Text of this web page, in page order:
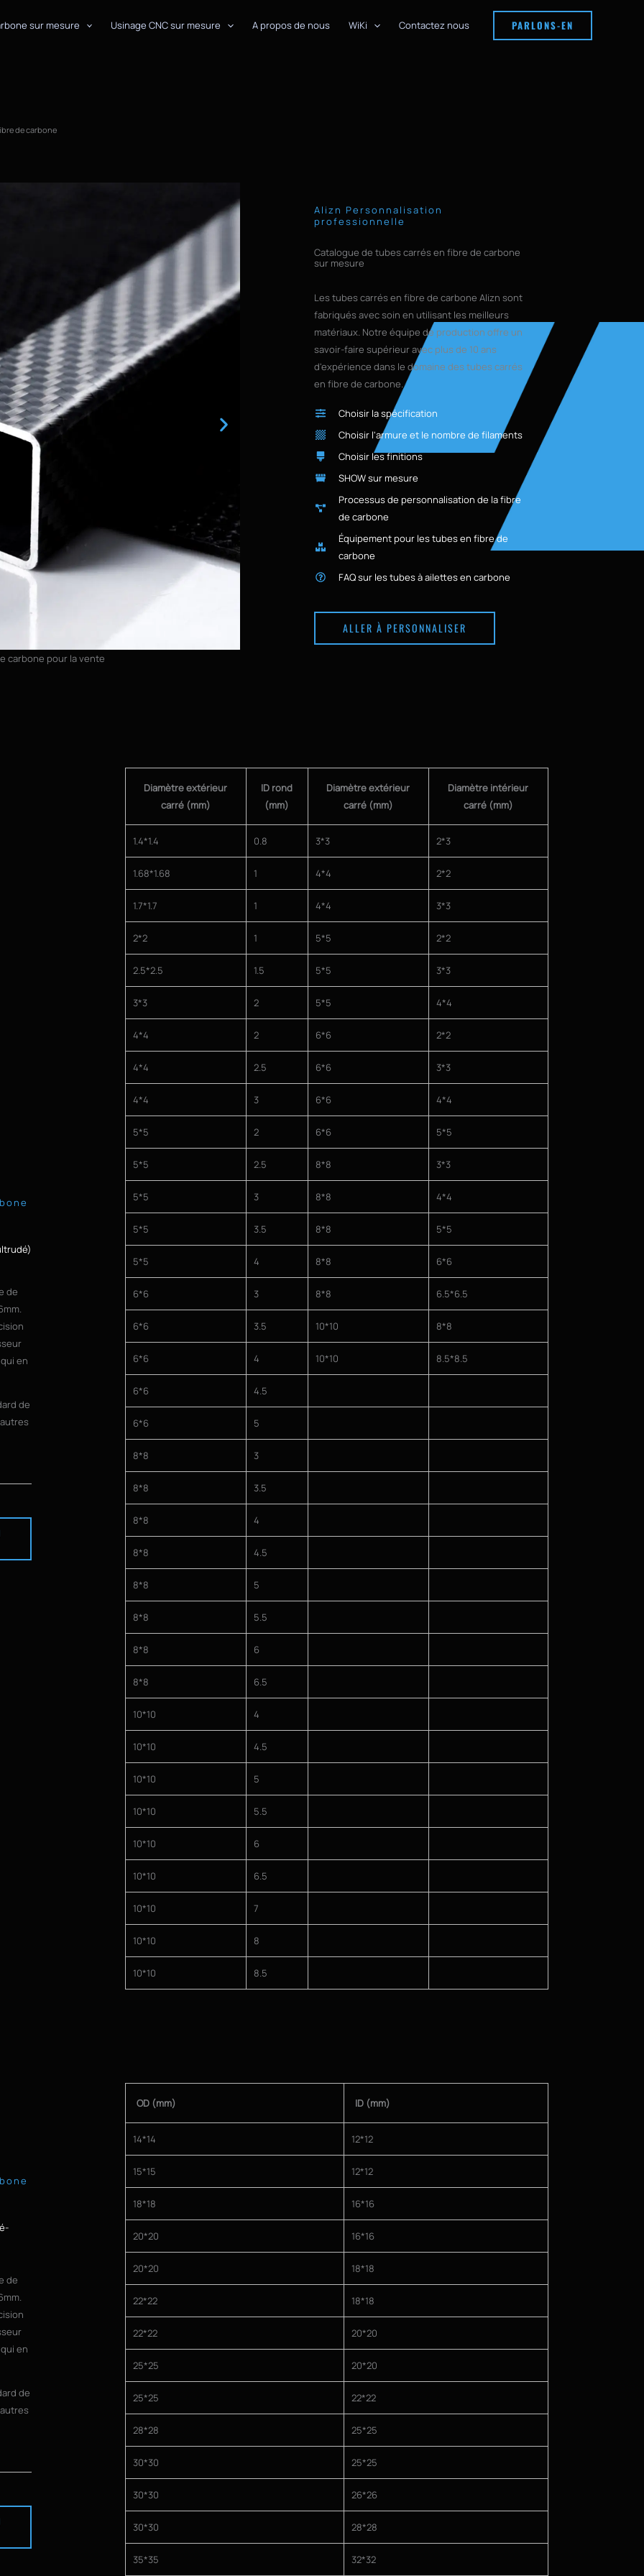
sur mesure Usinage CNC sur mesure A propos de nous WiKi Contactez nous PARLONS-EN
de carbone
carbone pour la vente
Alizn Personnalisation
professionnelle
Catalogue de tubes carrés en fibre de carbone
sur mesure
Les tubes carrés en fibre de carbone Alizn sont
fabriqués avec soin en utilisant les meilleurs
matériaux. Notre équipe de production offre un
savoir-faire supérieur avec plus de 10 ans
d'expérience dans le domaine des tubes carrés
en fibre de carbone.
Choisir la spécification
Choisir l'armure et le nombre de filaments
Choisir les finitions
SHOW sur mesure
Processus de personnalisation de la fibre
de carbone
Équipement pour les tubes en fibre de
carbone
FAQ sur les tubes à ailettes en carbone
ALLER À PERSONNALISER
de
en
de
Diamètre extérieur
carré (mm)
ID rond
(mm)
Diamètre extérieur
carré (mm)
Diamètre intérieur
carré (mm)
1.4*1.4 0.8 3*3 2*3
1.68*1.68 1 4*4 2*2
1.7*1.7 1 4*4 3*3
2*2 1 5*5 2*2
2.5*2.5 1.5 5*5 3*3
3*3 2 5*5 4*4
4*4 2 6*6 2*2
4*4 2.5 6*6 3*3
4*4 3 6*6 4*4
5*5 2 6*6 5*5
5*5 2.5 8*8 3*3
5*5 3 8*8 4*4
5*5 3.5 8*8 5*5
5*5 4 8*8 6*6
6*6 3 8*8 6.5*6.5
6*6 3.5 10*10 8*8
6*6 4 10*10 8.5*8.5
6*6 4.5
6*6 5
8*8 3
8*8 3.5
8*8 4
8*8 4.5
8*8 5
8*8 5.5
8*8 6
8*8 6.5
10*10 4
10*10 4.5
10*10 5
10*10 5.5
10*10 6
10*10 6.5
10*10 7
10*10 8
10*10 8.5
de
en
de
OD (mm) ID (mm)
14*14 12*12
15*15 12*12
18*18 16*16
20*20 16*16
20*20 18*18
22*22 18*18
22*22 20*20
25*25 20*20
25*25 22*22
28*28 25*25
30*30 25*25
30*30 26*26
30*30 28*28
35*35 32*32